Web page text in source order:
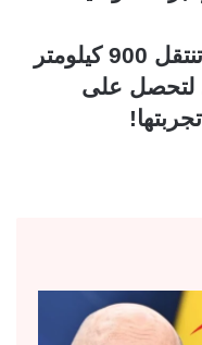
امرأة سويدية تنتقل 900 كيلومتر
لتحصل على